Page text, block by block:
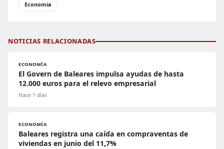
Economía
NOTICIAS RELACIONADAS
ECONOMÍA
El Govern de Baleares impulsa ayudas de hasta
12.000 euros para el relevo empresarial
Hace 1 días
ECONOMÍA
Baleares registra una caída en compraventas de
viviendas en junio del 11,7%